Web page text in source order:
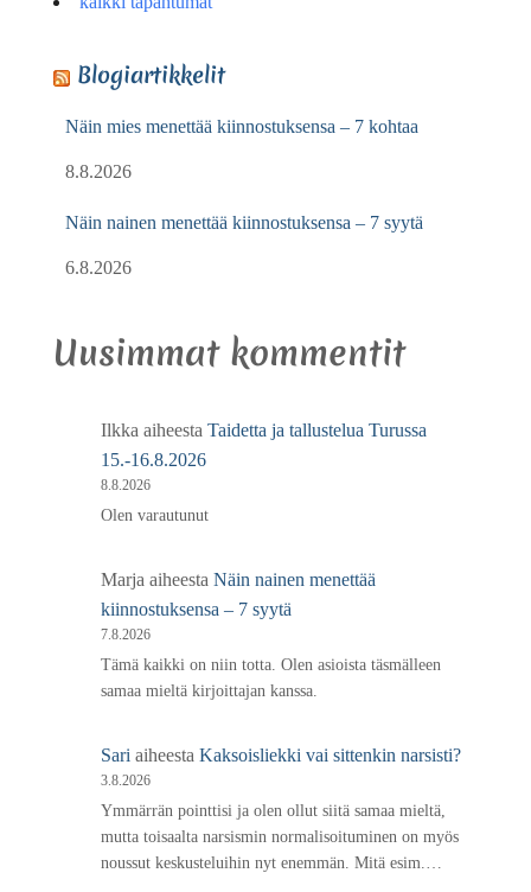
Blogiartikkelit
Näin mies menettää kiinnostuksensa – 7 kohtaa
8.8.2026
Näin nainen menettää kiinnostuksensa – 7 syytä
6.8.2026
Uusimmat kommentit
Ilkka aiheesta Taidetta ja tallustelua Turussa
15.-16.8.2026
8.8.2026
Olen varautunut
Marja aiheesta Näin nainen menettää
kiinnostuksensa – 7 syytä
7.8.2026
Tämä kaikki on niin totta. Olen asioista täsmälleen
samaa mieltä kirjoittajan kanssa.
Sari aiheesta Kaksoisliekki vai sittenkin narsisti?
3.8.2026
Ymmärrän pointtisi ja olen ollut siitä samaa mieltä,
mutta toisaalta narsismin normalisoituminen on myös
noussut keskusteluihin nyt enemmän. Mitä esim.…